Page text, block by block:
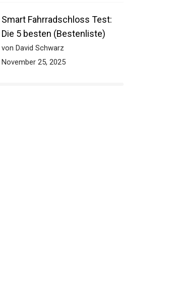
Smart Fahrradschloss Test:
Die 5 besten (Bestenliste)
von David Schwarz
November 25, 2025